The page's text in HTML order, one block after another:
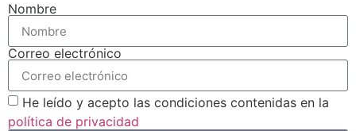
Nombre
Correo electrónico
He leído y acepto las condiciones contenidas en la
política de privacidad